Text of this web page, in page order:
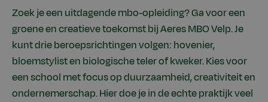
Zoek je een uitdagende mbo-opleiding? Ga voor een
groene en creatieve toekomst bij Aeres MBO Velp. Je
kunt drie beroepsrichtingen volgen: hovenier,
bloemstylist en biologische teler of kweker. Kies voor
een school met focus op duurzaamheid, creativiteit en
ondernemerschap. Hier doe je in de echte praktijk veel